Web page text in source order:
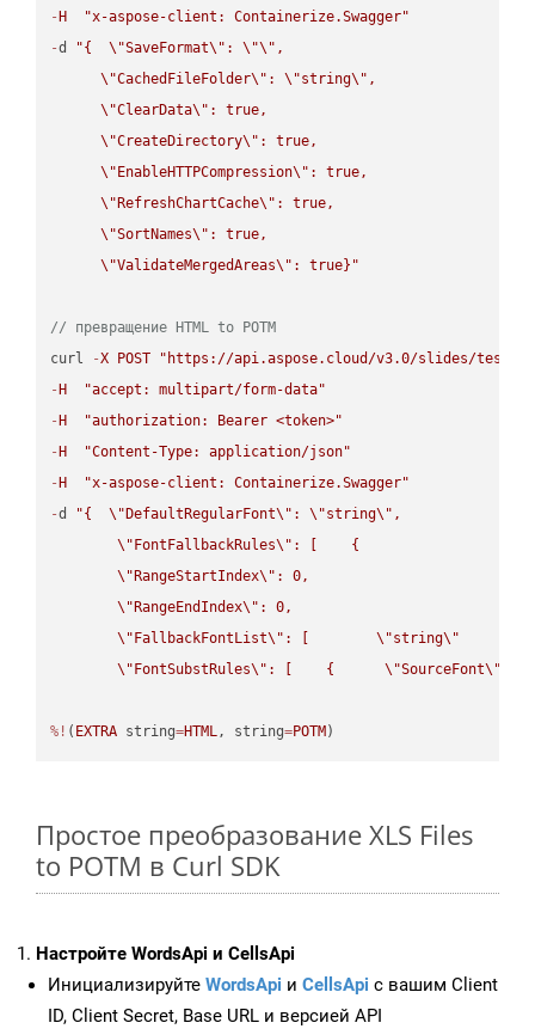
- H
"x-aspose-client: Containerize.Swagger"
-d "{ \"SaveFormat\" : \"\" ,
\"CachedFileFolder\" : \"string\" ,
\"ClearData\" : true,
\"CreateDirectory\" : true,
\" EnableHTTPCompression\" : true,
\" RefreshChartCache\" : true,
\"SortNames\" : true,
\"ValidateMergedAreas\" : true}"
// превращение HTML to POTM
curl
-X POST
"https://api.aspose.cloud/v3.0/slides/test-
- H
"accept: multipart/form-data"
- H
"authorization: Bearer <token>"
- H
"Content-Type: application/json"
- H
"x-aspose-client: Containerize.Swagger"
-d "{ \" DefaultRegularFont\" : \"string\" ,
\" FontFallbackRules\" : [    {
\" RangeStartIndex\" : 0,
\" RangeEndIndex\" : 0,
\" FallbackFontList\" : [ \"string\"
\" FontSubstRules\" : [    { \"SourceFont\"
%! ( EXTRA string=HTML, string=POTM )
Простое преобразование XLS Files
to POTM в Curl SDK
Настройте WordsApi и CellsApi
Инициализируйте WordsApi и CellsApi с вашим Client
ID, Client Secret, Base URL и версией API